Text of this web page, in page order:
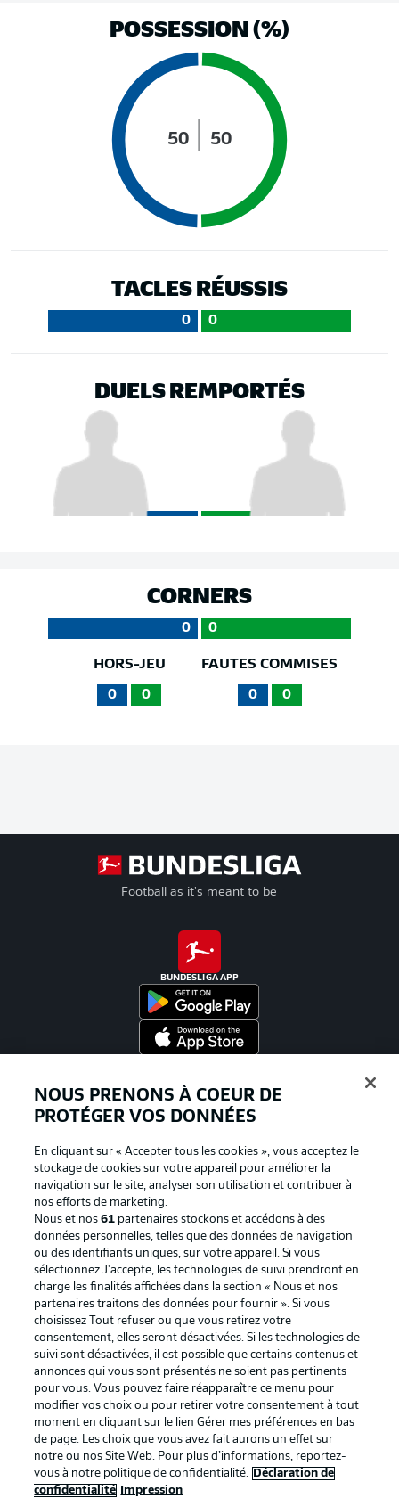
POSSESSION (%)
50 50
TACLES RÉUSSIS
0 0
DUELS REMPORTÉS
CORNERS
0 0
HORS-JEU
0 0
FAUTES COMMISES
0 0
Football as it's meant to be
BUNDESLIGA APP
La publicité Conditions d’utilisation des
Mentions Légales Gérer mes préférences
Déclaration de
confidentialité
Diffuseurs
Travaux Contact
Impression Joueurs
NOUS PRENONS À COEUR DE
PROTÉGER VOS DONNÉES
En cliquant sur « Accepter tous les cookies », vous acceptez le
stockage de cookies sur votre appareil pour améliorer la
navigation sur le site, analyser son utilisation et contribuer à
nos efforts de marketing.
Nous et nos61 partenaires stockons et accédons à des
données personnelles, telles que des données de navigation
ou des identifiants uniques, sur votre appareil. Si vous
sélectionnez J'accepte, les technologies de suivi prendront en
charge les finalités affichées dans la section « Nous et nos
partenaires traitons des données pour fournir ». Si vous
choisissez Tout refuser ou que vous retirez votre
consentement, elles seront désactivées. Si les technologies de
suivi sont désactivées, il est possible que certains contenus et
annonces qui vous sont présentés ne soient pas pertinents
pour vous. Vous pouvez faire réapparaître ce menu pour
modifier vos choix ou pour retirer votre consentement à tout
moment en cliquant sur le lien Gérer mes préférences en bas
de page. Les choix que vous avez fait aurons un effet sur
notre ou nos Site Web. Pour plus d’informations, reportez-
vous à notre politique de confidentialité.
Déclaration de
confidentialité
Impression